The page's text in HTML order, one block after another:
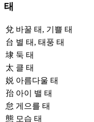
태
兌 바꿀 태, 기쁠 태
台 별 태, 태풍 태
埭 둑 태
太 클 태
娧 아름다울 태
孡 아이 밸 태
怠 게으를 태
態 모습 태